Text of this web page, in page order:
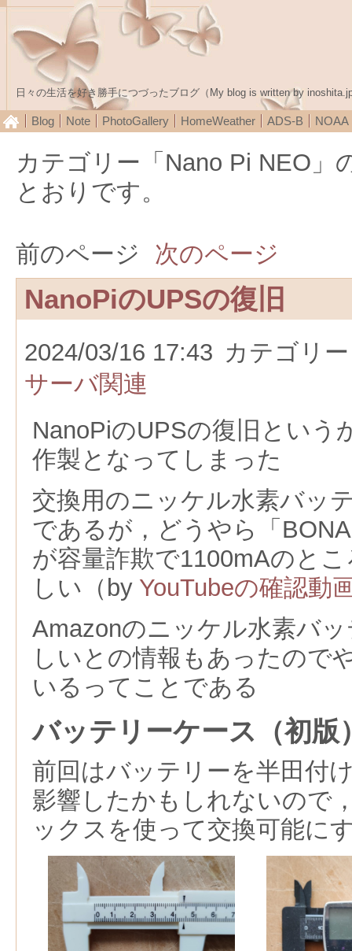
日々の生活を好き勝手につづったブログ（My blog is written by
Blog Note PhotoGallery HomeWeather ADS-B NOAA
カテゴリー「Nano Pi NEO」
とおりです。
前のページ 次のページ
NanoPiのUPSの復旧
2024/03/16 17:43 カテゴリ
サーバ関連
NanoPiのUPSの復旧という
作製となってしまった
交換用のニッケル水素バッ
であるが，どうやら「
が容量詐欺で1100mAのと
しい（by YouTubeの確認動
Amazonのニッケル水素バ
しいとの情報もあったので
いるってことである
バッテリーケース（初版
前回はバッテリーを半田付
影響したかもしれないので
ックスを使って交換可能に